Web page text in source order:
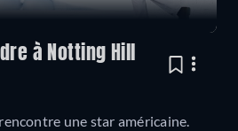
à Notting Hill
une star américaine.